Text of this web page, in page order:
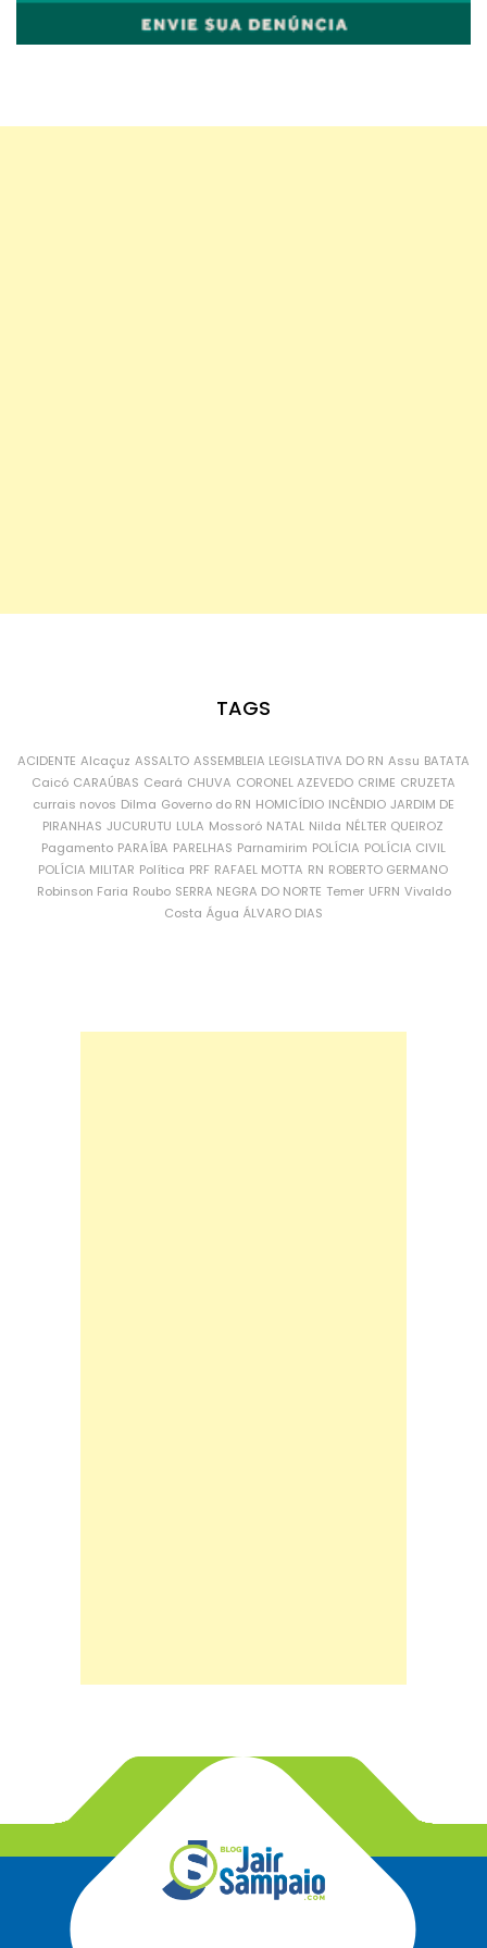
TAGS
ACIDENTE Alcaçuz ASSALTO ASSEMBLEIA LEGISLATIVA DO RN Assu BATATA
Caicó CARAÚBAS Ceará CHUVA CORONEL AZEVEDO CRIME CRUZETA
currais novos Dilma Governo do RN HOMICÍDIO INCÊNDIO JARDIM DE
PIRANHAS JUCURUTU LULA Mossoró NATAL Nilda NÉLTER QUEIROZ
Pagamento PARAÍBA PARELHAS Parnamirim POLÍCIA POLÍCIA CIVIL
POLÍCIA MILITAR Política PRF RAFAEL MOTTA RN ROBERTO GERMANO
Robinson Faria Roubo SERRA NEGRA DO NORTE Temer UFRN Vivaldo
Costa Água ÁLVARO DIAS